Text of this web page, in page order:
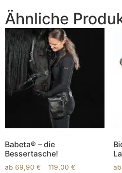
Ähnliche
Babeta® – die
Bessertasche!
ab 69,90 € 119,00 € ab